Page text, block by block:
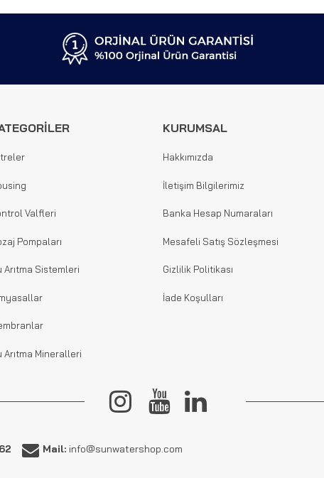
Valfleri
Pompaları
Arıtma Sistemleri
Arıtma Mineralleri
KURUMSAL
Hakkımızda
İletişim Bilgilerimiz
Banka Hesap Numaraları
Mesafeli Satış Sözleşmesi
Gizlilik Politikası
İade Koşulları
Mail: info@sunwatershop.com